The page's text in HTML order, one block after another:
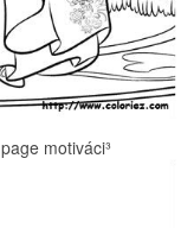
motiváci³